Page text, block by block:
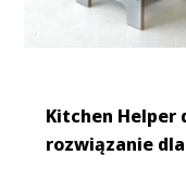
Kitchen Helper
rozwiązanie